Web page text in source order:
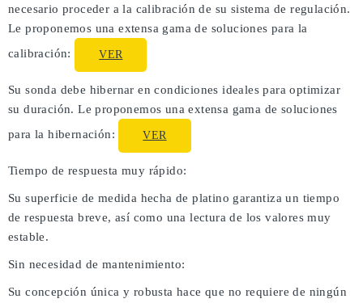
necesario proceder a la calibración de su sistema de regulación.
Le proponemos una extensa gama de soluciones para la
calibración:
VER
Su sonda debe hibernar en condiciones ideales para optimizar
su duración. Le proponemos una extensa gama de soluciones
para la hibernación:
VER
Tiempo de respuesta muy rápido:
Su superficie de medida hecha de platino garantiza un tiempo
de respuesta breve, así como una lectura de los valores muy
estable.
Sin necesidad de mantenimiento:
Su concepción única y robusta hace que no requiere de ningún